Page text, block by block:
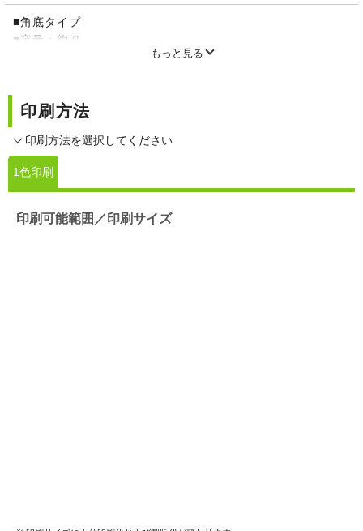
■角底タイプ
■容量：約7L
もっと見る
印刷方法
印刷方法を選択してください
1色印刷
印刷可能範囲／印刷サイズ